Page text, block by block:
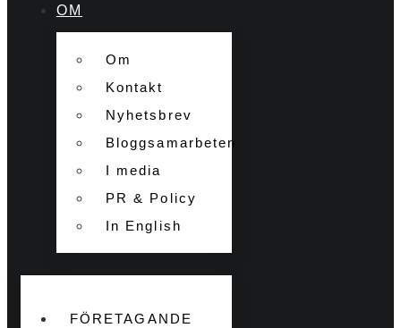
OM
Om
Kontakt
Nyhetsbrev
Bloggsamarbeten
I media
PR & Policy
In English
FÖRETAGANDE